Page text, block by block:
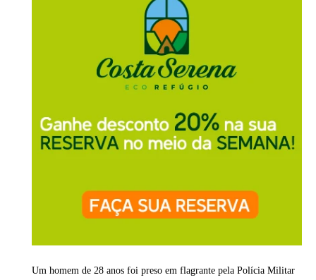
Um homem de 28 anos foi preso em flagrante pela Polícia Militar